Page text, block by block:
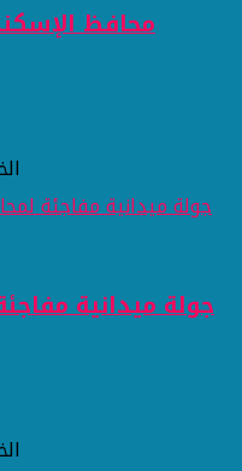
محافظ
جولة ميدانية